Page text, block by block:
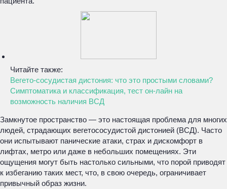
Читайте также:
Вегето-сосудистая дистония: что это простыми словами?
Симптоматика и классификация, тест он-лайн на
возможность наличия ВСД
Замкнутое пространство — это настоящая проблема для многих
людей, страдающих вегетососудистой дистонией (ВСД). Часто
они испытывают панические атаки, страх и дискомфорт в
лифтах, метро или даже в небольших помещениях. Эти
ощущения могут быть настолько сильными, что порой приводят
к избеганию таких мест, что, в свою очередь, ограничивает
привычный образ жизни.